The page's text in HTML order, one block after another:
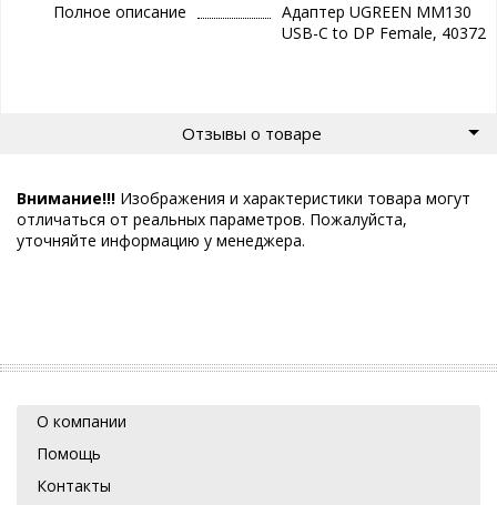
Полное описание
Адаптер UGREEN MM130
USB-C to DP Female, 40372
Отзывы о товаре
Внимание!!! Изображения и характеристики товара могут
отличаться от реальных параметров. Пожалуйста,
уточняйте информацию у менеджера.
О компании
Помощь
Контакты